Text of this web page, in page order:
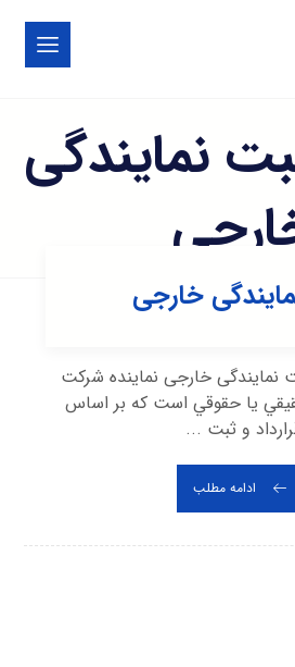
نمایندگی
خارجی
نمایندگی خارجی نماينده شركت
يا حقوقي است كه بر اساس
و ثبت ...
ادامه مطلب